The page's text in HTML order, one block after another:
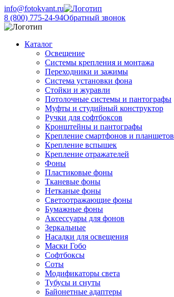
info@fotokvant.ru
8 (800) 775-24-94Обратный звонок
Каталог
Освещение
Системы крепления и монтажа
Переходники и зажимы
Система установки фона
Стойки и журавли
Потолочные системы и пантографы
Муфты и студийный конструктор
Ручки для софтбоксов
Кронштейны и пантографы
Крепление смартфонов и планшетов
Крепление вспышек
Крепление отражателей
Фоны
Пластиковые фоны
Тканевые фоны
Нетканые фоны
Светоотражающие фоны
Бумажные фоны
Аксессуары для фонов
Зеркальные
Насадки для освещения
Маски Гобо
Софтбоксы
Соты
Модификаторы света
Тубусы и снуты
Байонетные адаптеры